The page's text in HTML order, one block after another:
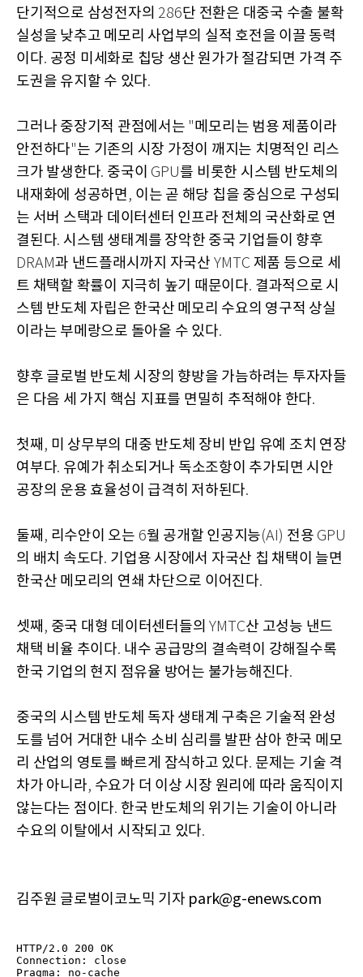
단기적으로 삼성전자의 286단 전환은 대중국 수출 불확
실성을 낮추고 메모리 사업부의 실적 호전을 이끌 동력
이다. 공정 미세화로 칩당 생산 원가가 절감되면 가격 주
도권을 유지할 수 있다.
그러나 중장기적 관점에서는 "메모리는 범용 제품이라
안전하다"는 기존의 시장 가정이 깨지는 치명적인 리스
크가 발생한다. 중국이 GPU를 비롯한 시스템 반도체의
내재화에 성공하면, 이는 곧 해당 칩을 중심으로 구성되
는 서버 스택과 데이터센터 인프라 전체의 국산화로 연
결된다.시스템 생태계를 장악한 중국 기업들이 향후
DRAM과 낸드플래시까지 자국산 YMTC 제품 등으로 세
트 채택할 확률이 지극히 높기 때문이다. 결과적으로 시
스템 반도체 자립은 한국산 메모리 수요의 영구적 상실
이라는 부메랑으로 돌아올 수 있다.
향후 글로벌 반도체 시장의 향방을 가늠하려는 투자자들
은 다음 세 가지 핵심 지표를 면밀히 추적해야 한다.
첫째 , 미 상무부의 대중 반도체 장비 반입 유예 조치 연장
여부다. 유예가 취소되거나 독소조항이 추가되면 시안
공장의 운용 효율성이 급격히 저하된다.
둘째 , 리수안이 오는 6월 공개할 인공지능(AI) 전용 GPU
의 배치 속도다. 기업용 시장에서 자국산 칩 채택이 늘면
한국산 메모리의 연쇄 차단으로 이어진다.
셋째 , 중국 대형 데이터센터들의 YMTC산 고성능 낸드
채택 비율 추이다. 내수 공급망의 결속력이 강해질수록
한국 기업의 현지 점유율 방어는 불가능해진다.
중국의 시스템 반도체 독자 생태계 구축은 기술적 완성
도를 넘어 거대한 내수 소비 심리를 발판 삼아 한국 메모
리 산업의 영토를 빠르게 잠식하고 있다. 문제는 기술 격
차가 아니라, 수요가 더 이상 시장 원리에 따라 움직이지
않는다는 점이다. 한국 반도체의 위기는 기술이 아니라
수요의 이탈에서 시작되고 있다.
김주원 글로벌이코노믹 기자 park@g-enews.com